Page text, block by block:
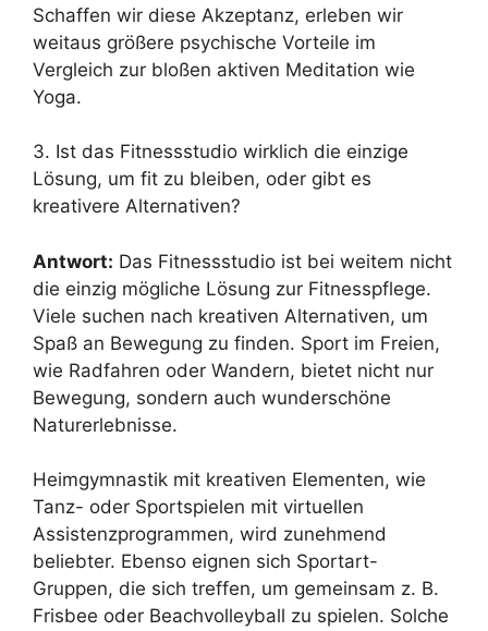
Schaffen wir diese Akzeptanz, erleben wir
weitaus größere psychische Vorteile im
Vergleich zur bloßen aktiven Meditation wie
Yoga.
3. Ist das Fitnessstudio wirklich die einzige
Lösung, um fit zu bleiben, oder gibt es
kreativere Alternativen?
Antwort: Das Fitnessstudio ist bei weitem nicht
die einzig mögliche Lösung zur Fitnesspflege.
Viele suchen nach kreativen Alternativen, um
Spaß an Bewegung zu finden. Sport im Freien,
wie Radfahren oder Wandern, bietet nicht nur
Bewegung, sondern auch wunderschöne
Naturerlebnisse.
Heimgymnastik mit kreativen Elementen, wie
Tanz- oder Sportspielen mit virtuellen
Assistenzprogrammen, wird zunehmend
beliebter. Ebenso eignen sich Sportart-
Gruppen, die sich treffen, um gemeinsam z. B.
Frisbee oder Beachvolleyball zu spielen. Solche